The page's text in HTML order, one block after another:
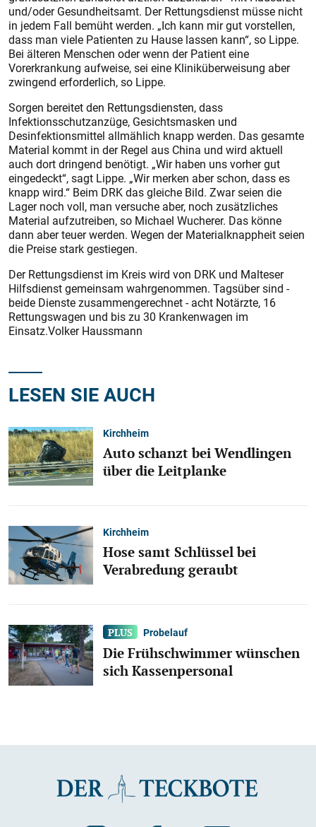
und/oder Gesundheitsamt. Der Rettungsdienst müsse nicht
in jedem Fall bemüht werden. „Ich kann mir gut vorstellen,
dass man viele Patienten zu Hause lassen kann“, so Lippe.
Bei älteren Menschen oder wenn der Patient eine
Vorerkrankung aufweise, sei eine Klinik­überweisung aber
zwingend erforderlich, so Lippe.
Sorgen bereitet den Rettungsdiensten, dass
Infektionsschutzanzüge, Gesichtsmasken und
Desinfektionsmittel allmählich knapp werden. Das gesamte
Material kommt in der Regel aus China und wird aktuell
auch dort dringend benötigt. „Wir haben uns vorher gut
eingedeckt“, sagt Lippe. „Wir merken aber schon, dass es
knapp wird.“ Beim DRK das gleiche Bild. Zwar seien die
Lager noch voll, man versuche aber, noch zusätzliches
Material aufzutreiben, so Michael Wucherer. Das könne
dann aber teuer werden. Wegen der Materialknappheit seien
die Preise stark gestiegen.
Der Rettungsdienst im Kreis wird von DRK und Malteser
Hilfsdienst gemeinsam wahrgenommen. Tagsüber sind -
beide Diens­te zusammengerechnet - acht Notärzte, 16
Rettungswagen und bis zu 30 Krankenwagen im
Einsatz.Volker Haussmann
LESEN SIE AUCH
Kirchheim
Auto schanzt bei Wendlingen
über die Leitplanke
Kirchheim
Hose samt Schlüssel bei
Verabredung geraubt
Probelauf
Die Frühschwimmer wünschen
sich Kassenpersonal